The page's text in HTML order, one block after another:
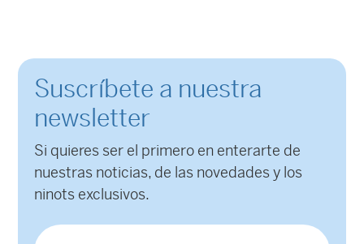
Suscríbete a nuestra
newsletter
Si quieres ser el primero en enterarte de
nuestras noticias, de las novedades y los
ninots exclusivos.